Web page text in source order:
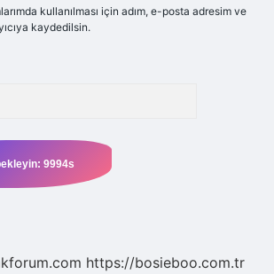
kullanılması için adım, e-posta adresim ve
kaydedilsin.
https://bosieboo.com.tr